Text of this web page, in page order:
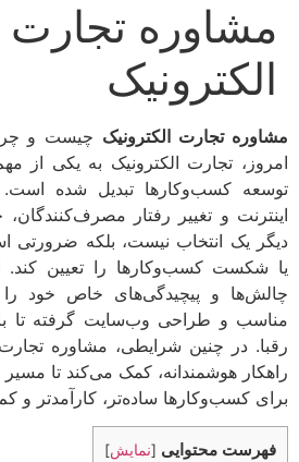
مشاوره تجارت
الکترونیک
مشاوره تجارت الکترونیک چیست و چرا
امروز، تجارت الکترونیک به یکی از
توسعه کسب‌وکارها تبدیل شده است.
اینترنت و تغییر رفتار مصرف‌کنندگان،
دیگر یک انتخاب نیست، بلکه ضرورتی
یا شکست کسب‌وکارها را تعیین کند.
چالش‌ها و پیچیدگی‌های خاص خود را
مناسب و طراحی وب‌سایت گرفته تا
رقبا. در چنین شرایطی، مشاوره
راهکار هوشمندانه، کمک می‌کند تا
برای کسب‌وکارها ساده‌تر، کارآمدتر و
فهرست محتوایی [نمایش]